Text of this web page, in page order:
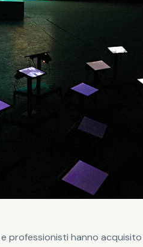
professionisti hanno acquisito